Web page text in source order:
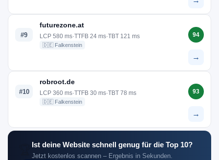
#9
futurezone.at
LCP 580 ms·TTFB 24 ms·TBT 121 ms
🇩🇪 Falkenstein
94
→
#10
robroot.de
LCP 360 ms·TTFB 30 ms·TBT 78 ms
🇩🇪 Falkenstein
93
→
Ist deine Website schnell genug für die Top 10?
Jetzt kostenlos scannen – Ergebnis in Sekunden.